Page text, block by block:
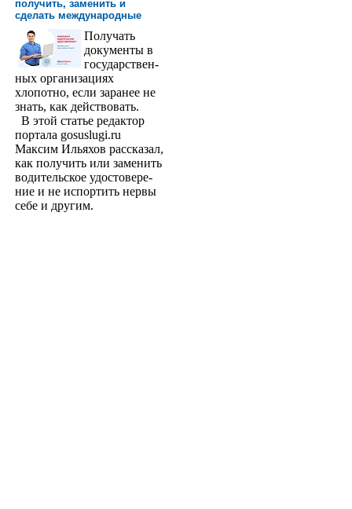
получить, заменить и
сделать международ­ные
Получать
доку­менты в
государствен­
ных организациях
хлопотно, если заранее не
знать, как действовать.
В этой статье редактор
портала gosuslugi.ru
Максим Ильяхов рассказал,
как получить или заменить
водительское удостовере­
ние и не испортить нервы
себе и другим.